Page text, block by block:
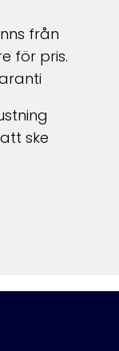
från
för pris.
ske